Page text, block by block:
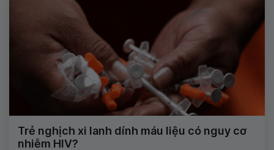
Trẻ nghịch xi lanh dính máu liệu có nguy cơ
nhiễm HIV?